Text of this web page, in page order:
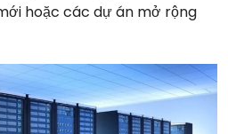
hoặc các dự án mở rộng